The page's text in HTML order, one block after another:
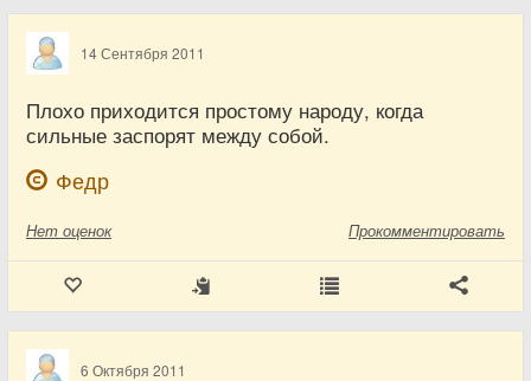
14 Сентября 2011
Плохо приходится простому народу, когда
сильные заспорят между собой.
Федр
Нет оценок Прокомментировать
6 Октября 2011